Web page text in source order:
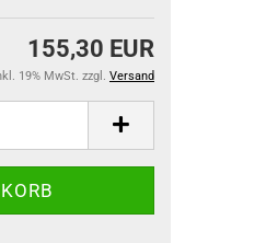
155,30 EUR
19% MwSt. zzgl. Versand